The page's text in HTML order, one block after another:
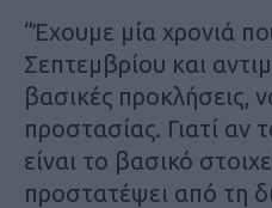
“Έχουμε μία χρονιά
Σεπτεμβρίου και
βασικές προκλήσεις,
προστασίας. Γιατί αν
είναι το βασικό
προστατέψει από τη